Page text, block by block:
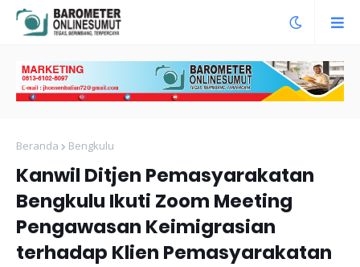
Beranda Bengkulu
Kanwil Ditjen Pemasyarakatan
Bengkulu Ikuti Zoom Meeting
Pengawasan Keimigrasian
terhadap Klien Pemasyarakatan